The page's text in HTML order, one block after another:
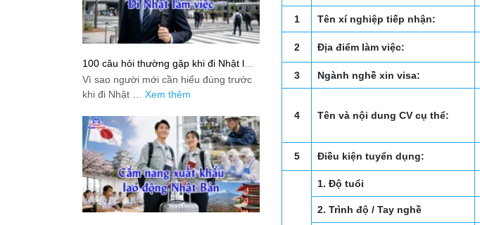
1 Tên xí nghiệp tiếp nhận:
2 Địa điểm làm việc:
3 Ngành nghề xin visa:
4 Tên và nội dung CV cụ thể:
5 Điều kiện tuyển dụng:
1. Độ tuổi
2. Trình độ / Tay nghề
100 câu hỏi thường gặp khi đi Nhật làm
việc: Giải đáp thật dễ hiểu cho người
mới bắt đầu
Vì sao người mới cần hiểu đúng trước
khi đi Nhật … Xem thêm